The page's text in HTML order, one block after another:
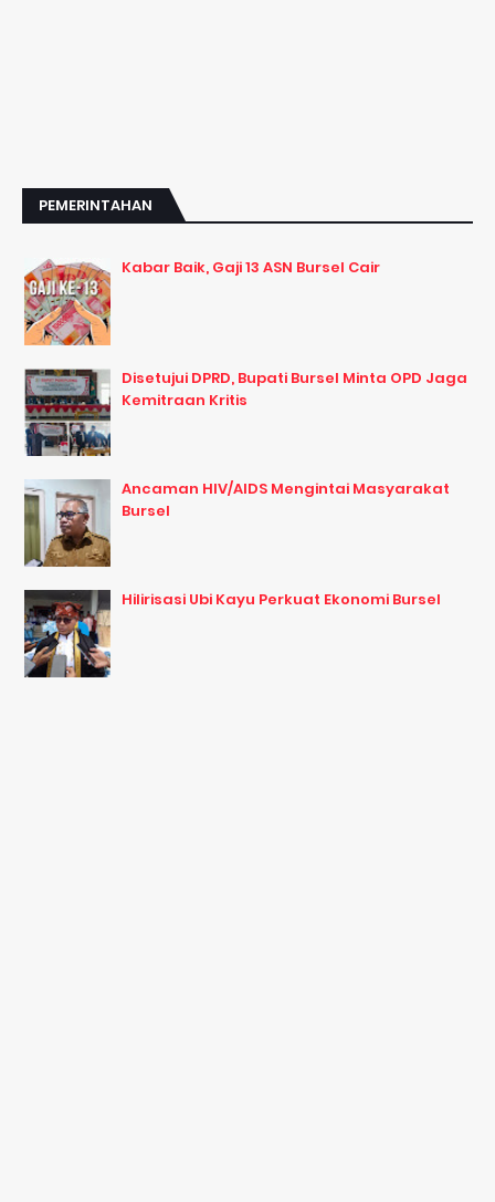
PEMERINTAHAN
Kabar Baik, Gaji 13 ASN Bursel Cair
Disetujui DPRD, Bupati Bursel Minta OPD Jaga
Kemitraan Kritis
Ancaman HIV/AIDS Mengintai Masyarakat
Bursel
Hilirisasi Ubi Kayu Perkuat Ekonomi Bursel